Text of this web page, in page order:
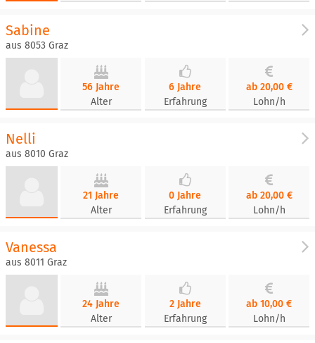
Sabine
aus 8053 Graz
56 Jahre
Alter
6 Jahre
Erfahrung
ab 20,00 €
Lohn/h
Nelli
aus 8010 Graz
21 Jahre
Alter
0 Jahre
Erfahrung
ab 20,00 €
Lohn/h
Vanessa
aus 8011 Graz
24 Jahre
Alter
2 Jahre
Erfahrung
ab 10,00 €
Lohn/h